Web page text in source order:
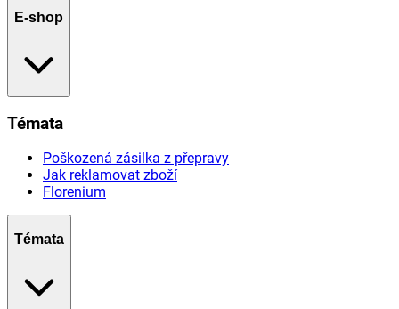
E-shop
Témata
Poškozená zásilka z přepravy
Jak reklamovat zboží
Florenium
Témata